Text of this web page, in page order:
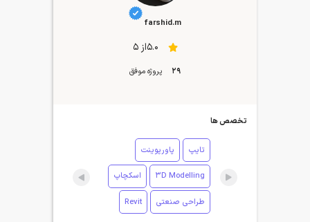
farshid.m
5.0از 5
29 پروژه موفق
تخصص ها
تایپ پاورپوینت
3D Modelling اسکچاپ
طراحی صنعتی Revit